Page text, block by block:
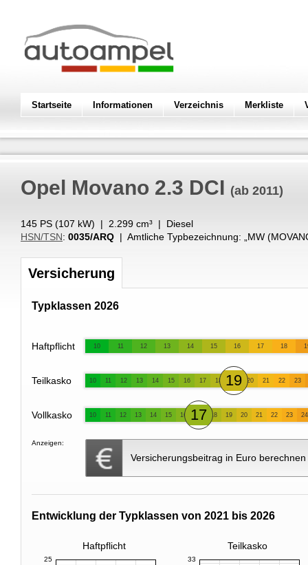
Startseite Informationen Verzeichnis Merkliste
Opel Movano 2.3 DCI (ab 2011)
145 PS (107 kW) | 2.299 cm³ | Diesel
HSN/TSN: 0035/ARQ | Amtliche Typbezeichnung: „ MW
Versicherung
Typklassen 2026
Haftpflicht 10 11 12 13 14 15 16 17 18
Teilkasko 10 11 12 13 14 15 16 17 18 19 20 21 22 23
Vollkasko 10 11 12 13 14 15 16 17 18 19 20 21 22 23 24
Anzeigen:
Versicherungsbeitrag in Euro berechnen
Entwicklung der Typklassen von 2021 bis 2026
Haftpflicht Teilkasko
25 33